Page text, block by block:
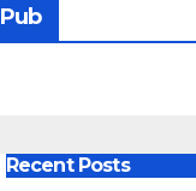
Pub
Recent Posts